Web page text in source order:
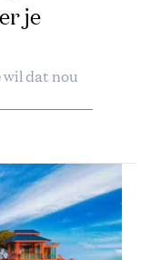
je
wil dat nou